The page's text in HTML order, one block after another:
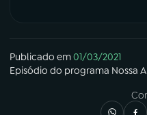
Publicado em01/03/2021
Episódio do programa Nossa